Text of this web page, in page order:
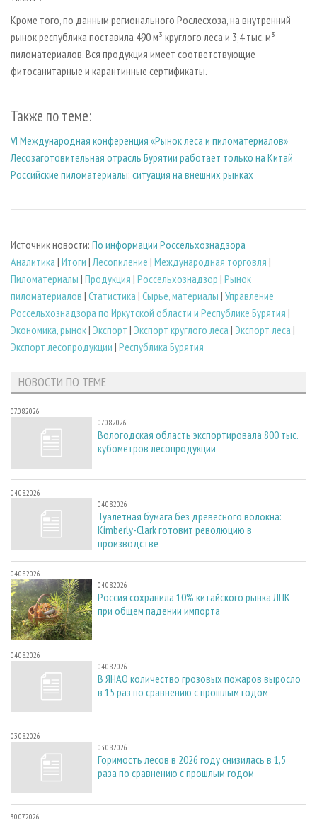
Кроме того, по данным регионального Рослесхоза, на внутренний
рынок республика поставила 490 м³ круглого леса и 3,4 тыс. м³
пиломатериалов. Вся продукция имеет соответствующие
фитосанитарные и карантинные сертификаты.
Также по теме:
VI Международная конференция «Рынок леса и пиломатериалов»
Лесозаготовительная отрасль Бурятии работает только на Китай
Российские пиломатериалы: ситуация на внешних рынках
Источник новости: По информации Россельхознадзора
Аналитика | Итоги | Лесопиление | Международная торговля |
Пиломатериалы | Продукция | Россельхознадзор | Рынок
пиломатериалов | Статистика | Сырье, материалы | Управление
Россельхознадзора по Иркутской области и Республике Бурятия |
Экономика, рынок| Экспорт | Экспорт круглого леса | Экспорт леса |
Экспорт лесопродукции | Республика Бурятия
НОВОСТИ ПО ТЕМЕ
07.08.2026
07.08.2026
Вологодская область экспортировала 800 тыс.
кубометров лесопродукции
04.08.2026
04.08.2026
Туалетная бумага без древесного волокна:
Kimberly-Clark готовит революцию в
производстве
04.08.2026
04.08.2026
Россия сохранила 10% китайского рынка ЛПК
при общем падении импорта
04.08.2026
04.08.2026
В ЯНАО количество грозовых пожаров выросло
в 15 раз по сравнению с прошлым годом
03.08.2026
03.08.2026
Горимость лесов в 2026 году снизилась в 1,5
раза по сравнению с прошлым годом